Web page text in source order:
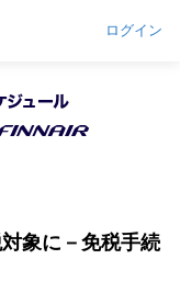
ログイン
象に－免税手続